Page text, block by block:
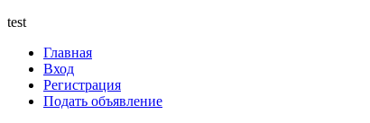
test
Главная
Вход
Регистрация
Подать объявление